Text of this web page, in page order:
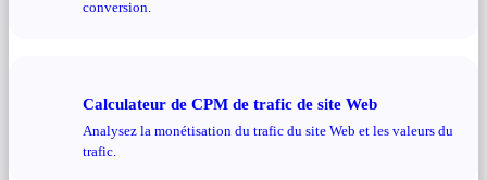
conversion.
Calculateur de CPM de trafic de site Web
Analysez la monétisation du trafic du site Web et les valeurs du
trafic.